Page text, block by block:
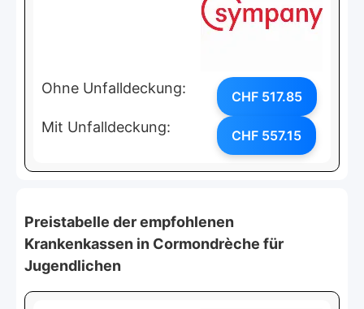
Ohne Unfalldeckung: CHF 517.85
Mit Unfalldeckung: CHF 557.15
Preistabelle der empfohlenen
Krankenkassen in Cormondrèche für
Jugendlichen